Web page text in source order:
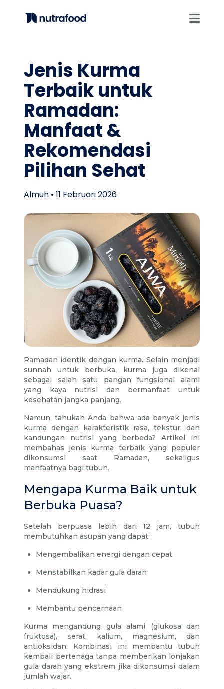
Jenis Kurma
Terbaik untuk
Ramadan:
Manfaat &
Rekomendasi
Pilihan Sehat
Almuh • 11 Februari 2026
Ramadan identik dengan kurma. Selain menjadi
sunnah untuk berbuka, kurma juga dikenal
sebagai salah satu pangan fungsional alami
yang kaya nutrisi dan bermanfaat untuk
kesehatan jangka panjang.
Namun, tahukah Anda bahwa ada banyak jenis
kurma dengan karakteristik rasa, tekstur, dan
kandungan nutrisi yang berbeda? Artikel ini
membahas jenis kurma terbaik yang populer
dikonsumsi saat Ramadan, sekaligus
manfaatnya bagi tubuh.
Mengapa Kurma Baik untuk
Berbuka Puasa?
Setelah berpuasa lebih dari 12 jam, tubuh
membutuhkan asupan yang dapat:
Mengembalikan energi dengan cepat
Menstabilkan kadar gula darah
Mendukung hidrasi
Membantu pencernaan
Kurma mengandung gula alami (glukosa dan
fruktosa), serat, kalium, magnesium, dan
antioksidan. Kombinasi ini membantu tubuh
kembali bertenaga tanpa memberikan lonjakan
gula darah yang ekstrem jika dikonsumsi dalam
jumlah wajar.